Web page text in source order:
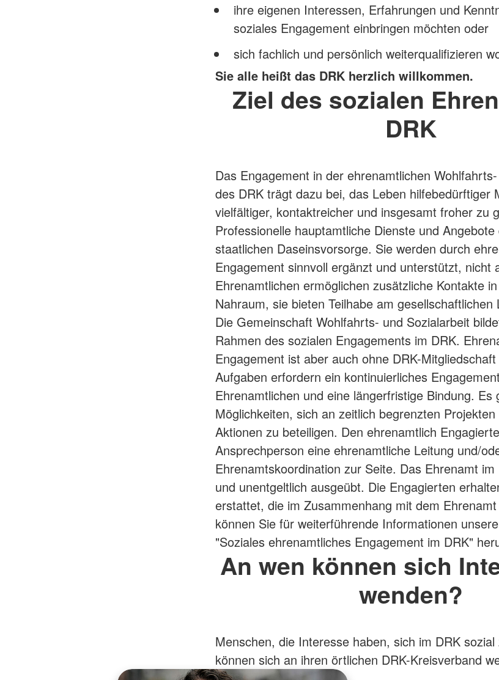
ihre eigenen Interessen, Erfahrungen und
soziales Engagement einbringen möchten oder
sich fachlich und persönlich weiterqualifizieren
Sie alle heißt das DRK herzlich willkommen.
Ziel des sozialen
DRK
Das Engagement in der ehrenamtlichen
des DRK trägt dazu bei, das Leben hilfebedürftiger
vielfältiger, kontaktreicher und insgesamt froher zu
Professionelle hauptamtliche Dienste und
staatlichen Daseinsvorsorge. Sie werden durch
Engagement sinnvoll ergänzt und unterstützt, nicht
Ehrenamtlichen ermöglichen zusätzliche Kontakte
Nahraum, sie bieten Teilhabe am gesellschaftlichen
Die Gemeinschaft Wohlfahrts- und Sozialarbeit
Rahmen des sozialen Engagements im DRK.
Engagement ist aber auch ohne DRK-
Aufgaben erfordern ein kontinuierliches
Ehrenamtlichen und eine längerfristige Bindung. Es
Möglichkeiten, sich an zeitlich begrenzten
Aktionen zu beteiligen. Den ehrenamtlich
Ansprechperson eine ehrenamtliche Leitung und/
Ehrenamtskoordination zur Seite. Das Ehrenamt im
und unentgeltlich ausgeübt. Die Engagierten
erstattet, die im Zusammenhang mit dem
können Sie für weiterführende Informationen
"Soziales ehrenamtliches Engagement im DRK"
An wen können sich
wenden?
Menschen, die Interesse haben, sich im DRK sozial
können sich an ihren örtlichen DRK-Kreisverband